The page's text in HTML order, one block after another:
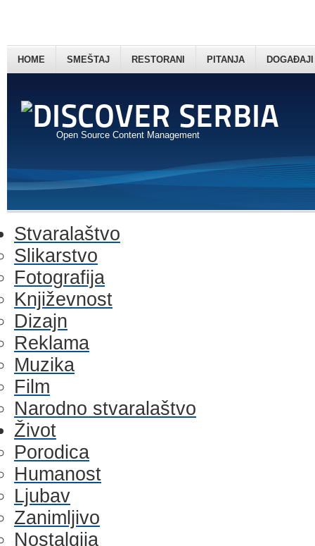
Open Source Content Management
HOME SMEŠTAJ RESTORANI PITANJA DOGAĐAJI
Stvaralaštvo
Slikarstvo
Fotografija
Književnost
Dizajn
Reklama
Muzika
Film
Narodno stvaralaštvo
Život
Porodica
Humanost
Ljubav
Zanimljivo
Nostalgija